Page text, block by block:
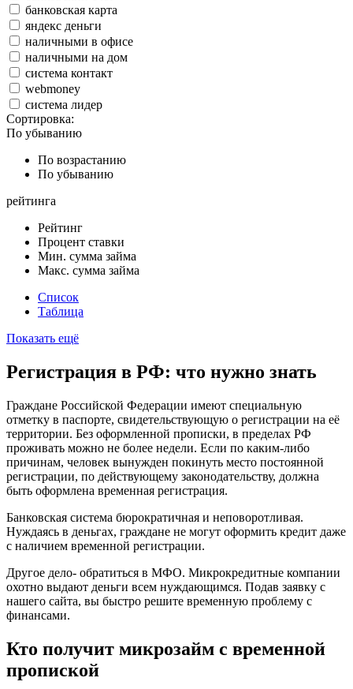
банковская карта
яндекс деньги
наличными в офисе
наличными на дом
система контакт
webmoney
система лидер
Сортировка:
По убыванию
По возрастанию
По убыванию
рейтинга
Рейтинг
Процент ставки
Мин. сумма займа
Макс. сумма займа
Список
Таблица
Показать ещё
Регистрация в РФ: что нужно знать
Граждане Российской Федерации имеют специальную
отметку в паспорте, свидетельствующую о регистрации на её
территории. Без оформленной прописки, в пределах РФ
проживать можно не более недели. Если по каким-либо
причинам, человек вынужден покинуть место постоянной
регистрации, по действующему законодательству, должна
быть оформлена временная регистрация.
Банковская система бюрократичная и неповоротливая.
Нуждаясь в деньгах, граждане не могут оформить кредит даже
с наличием временной регистрации.
Другое дело- обратиться в МФО. Микрокредитные компании
охотно выдают деньги всем нуждающимся. Подав заявку с
нашего сайта, вы быстро решите временную проблему с
финансами.
Кто получит микрозайм с временной
пропиской